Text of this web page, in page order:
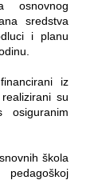
osnovnog
sredstva
i planu
iz
realizirani su
škola